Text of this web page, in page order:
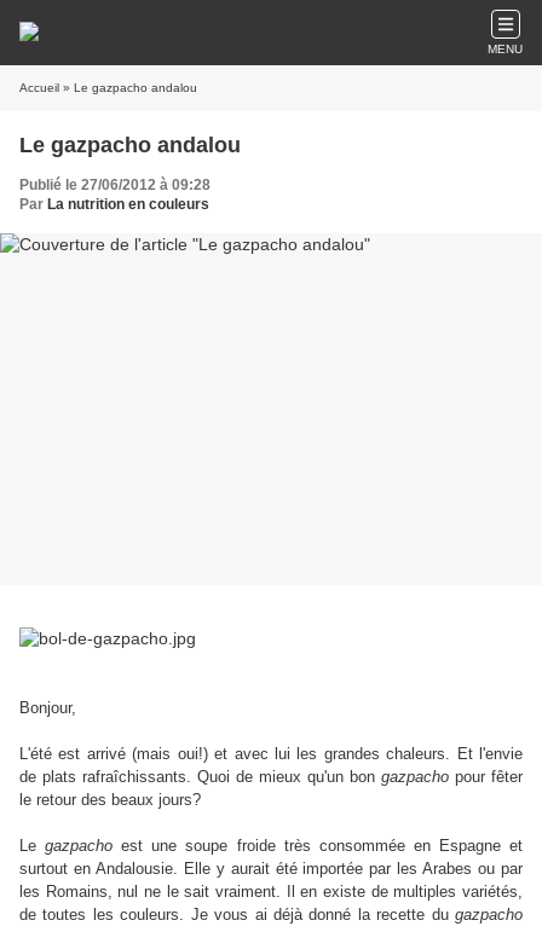
MENU
Accueil » Le gazpacho andalou
Le gazpacho andalou
Publié le 27/06/2012 à 09:28
Par La nutrition en couleurs
Bonjour,
L'été est arrivé (mais oui!) et avec lui les grandes chaleurs. Et l'envie
de plats rafraîchissants. Quoi de mieux qu'un bon gazpacho pour fêter
le retour des beaux jours?
Legazpacho est une soupe froide très consommée en Espagne et
surtout en Andalousie. Elle y aurait été importée par les Arabes ou par
les Romains, nul ne le sait vraiment. Il en existe de multiples variétés,
de toutes les couleurs. Je vous ai déjà donné la recette du gazpacho